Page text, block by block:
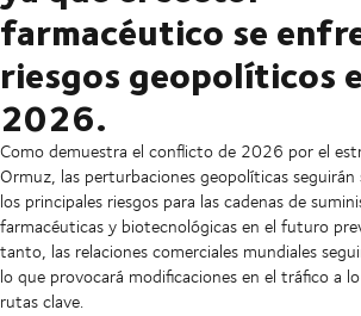
farmacéutico se
riesgos geopolíticos
2026.
Como demuestra el conflicto de 2026 por el
Ormuz, las perturbaciones geopolíticas
los principales riesgos para las cadenas de
farmacéuticas y biotecnológicas en el futuro
tanto, las relaciones comerciales mundiales
lo que provocará modificaciones en el tráfico a
rutas clave.